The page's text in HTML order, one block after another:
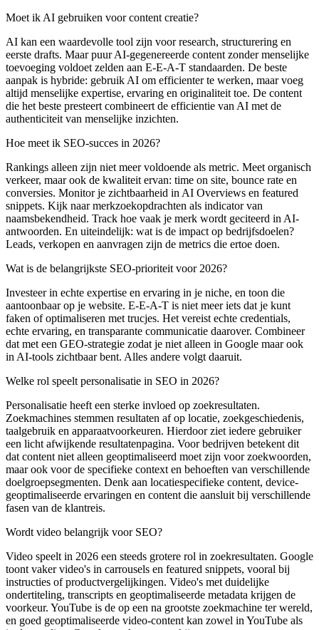
Moet ik AI gebruiken voor content creatie?
AI kan een waardevolle tool zijn voor research, structurering en
eerste drafts. Maar puur AI-gegenereerde content zonder menselijke
toevoeging voldoet zelden aan E-E-A-T standaarden. De beste
aanpak is hybride: gebruik AI om efficienter te werken, maar voeg
altijd menselijke expertise, ervaring en originaliteit toe. De content
die het beste presteert combineert de efficientie van AI met de
authenticiteit van menselijke inzichten.
Hoe meet ik SEO-succes in 2026?
Rankings alleen zijn niet meer voldoende als metric. Meet organisch
verkeer, maar ook de kwaliteit ervan: time on site, bounce rate en
conversies. Monitor je zichtbaarheid in AI Overviews en featured
snippets. Kijk naar merkzoekopdrachten als indicator van
naamsbekendheid. Track hoe vaak je merk wordt geciteerd in AI-
antwoorden. En uiteindelijk: wat is de impact op bedrijfsdoelen?
Leads, verkopen en aanvragen zijn de metrics die ertoe doen.
Wat is de belangrijkste SEO-prioriteit voor 2026?
Investeer in echte expertise en ervaring in je niche, en toon die
aantoonbaar op je website. E-E-A-T is niet meer iets dat je kunt
faken of optimaliseren met trucjes. Het vereist echte credentials,
echte ervaring, en transparante communicatie daarover. Combineer
dat met een GEO-strategie zodat je niet alleen in Google maar ook
in AI-tools zichtbaar bent. Alles andere volgt daaruit.
Welke rol speelt personalisatie in SEO in 2026?
Personalisatie heeft een sterke invloed op zoekresultaten.
Zoekmachines stemmen resultaten af op locatie, zoekgeschiedenis,
taalgebruik en apparaatvoorkeuren. Hierdoor ziet iedere gebruiker
een licht afwijkende resultatenpagina. Voor bedrijven betekent dit
dat content niet alleen geoptimaliseerd moet zijn voor zoekwoorden,
maar ook voor de specifieke context en behoeften van verschillende
doelgroepsegmenten. Denk aan locatiespecifieke content, device-
geoptimaliseerde ervaringen en content die aansluit bij verschillende
fasen van de klantreis.
Wordt video belangrijk voor SEO?
Video speelt in 2026 een steeds grotere rol in zoekresultaten. Google
toont vaker video's in carrousels en featured snippets, vooral bij
instructies of productvergelijkingen. Video's met duidelijke
ondertiteling, transcripts en geoptimaliseerde metadata krijgen de
voorkeur. YouTube is de op een na grootste zoekmachine ter wereld,
en goed geoptimaliseerde video-content kan zowel in YouTube als